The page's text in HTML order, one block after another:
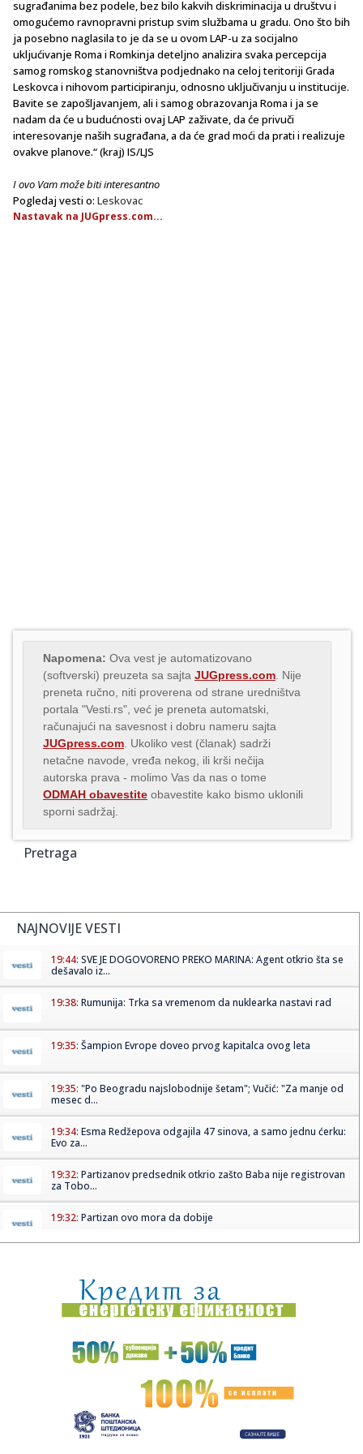
sugrađanima bez podele, bez bilo kakvih diskriminacija u društvu i
omogućemo ravnopravni pristup svim službama u gradu. Ono što bih
ja posebno naglasila to je da se u ovom LAP-u za socijalno
ukljućivanje Roma i Romkinja deteljno analizira svaka percepcija
samog romskog stanovništva podjednako na celoj teritoriji Grada
Leskovca i nihovom participiranju, odnosno uključivanju u institucije.
Bavite se zapošljavanjem, ali i samog obrazovanja Roma i ja se
nadam da će u budućnosti ovaj LAP zaživate, da će privuči
interesovanje naših sugrađana, a da će grad moći da prati i realizuje
ovakve planove.“ (kraj) IS/LJS
I ovo Vam može biti interesantno
Pogledaj vesti o: Leskovac
Nastavak na JUGpress.com...
Napomena: Ova vest je automatizovano
(softverski) preuzeta sa sajta JUGpress.com . Nije
preneta ručno, niti proverena od strane uredništva
portala "Vesti.rs", već je preneta automatski,
računajući na savesnost i dobru nameru sajta
JUGpress.com . Ukoliko vest (članak) sadrži
netačne navode, vređa nekog, ili krši nečija
autorska prava - molimo Vas da nas o tome
ODMAH obavestite obavestite kako bismo uklonili
sporni sadržaj.
Pretraga
NAJNOVIJE VESTI
19:44: SVE JE DOGOVORENO PREKO MARINA: Agent otkrio šta se
dešavalo iz...
19:38: Rumunija: Trka sa vremenom da nuklearka nastavi rad
19:35: Šampion Evrope doveo prvog kapitalca ovog leta
19:35: "Po Beogradu najslobodnije šetam"; Vučić: "Za manje od
mesec d...
19:34: Esma Redžepova odgajila 47 sinova, a samo jednu ćerku:
Evo za...
19:32: Partizanov predsednik otkrio zašto Baba nije registrovan
za Tobo...
19:32: Partizan ovo mora da dobije
19:30:Partizan - Tobol: Valjak traži prečicu do Madrida!
19:28:Jeziva nesreća: Dva tramvaja se zakucala, na desetine
povređeni...
Smrt Vladimira Cvijana tema i posle osam godina:
19:27:Miljana uhvaćena sa novim dečkom! Oglasila se i potvrdila: